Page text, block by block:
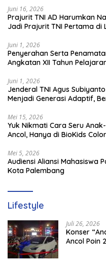
Juni 16, 2026
Prajurit TNI AD Harumkan
Jadi Prajurit TNI Pertama di
Juni 1, 2026
Penyerahan Serta
Angkatan XII Tahun
Juni 1, 2026
Jenderal TNI Agus
Menjadi Generasi Adaptif,
Mei 15, 2026
Yuk Nikmati Cara Seru
Ancol, Hanya di BioKids
Mei 5, 2026
Audiensi Aliansi Mahasiswa
Kota Palembang
Lifestyle
Juli 26, 2026
Konser
Ancol Poin